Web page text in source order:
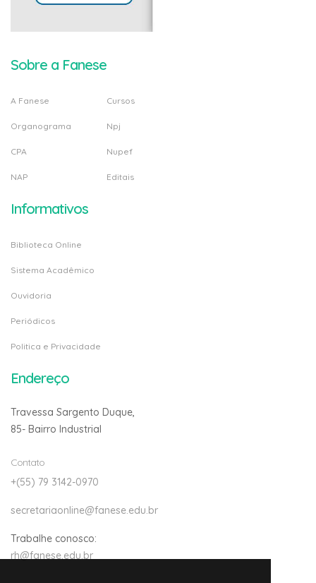
Sobre a Fanese
A Fanese
Organograma
CPA
NAP
Cursos
Npj
Nupef
Editais
Informativos
Biblioteca Online
Sistema Acadêmico
Ouvidoria
Periódicos
Politica e Privacidade
Endereço
Travessa Sargento Duque,
85- Bairro Industrial
Contato
+(55) 79 3142-0970
secretariaonline@fanese.edu.br
Trabalhe conosco:
rh@fanese.edu.br